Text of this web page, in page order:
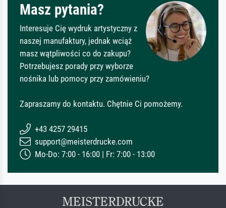
Masz pytania?
Interesuje Cię wydruk artystyczny z
naszej manufaktury, jednak wciąż
masz wątpliwości co do zakupu?
Potrzebujesz porady przy wyborze
nośnika lub pomocy przy zamówieniu?
Zapraszamy do kontaktu. Chętnie Ci pomożemy.
+43 4257 29415
support@meisterdrucke.com
Mo-Do: 7:00 - 16:00 | Fr: 7:00 - 13:00